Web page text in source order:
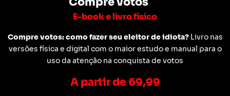
E-book e livro físico
Compre votos: como fazer seu eleitor de idiota?Livro nas
versões física e digital com o maior estudo e manual para o
uso da atenção na conquista de votos
A partir de 69,99